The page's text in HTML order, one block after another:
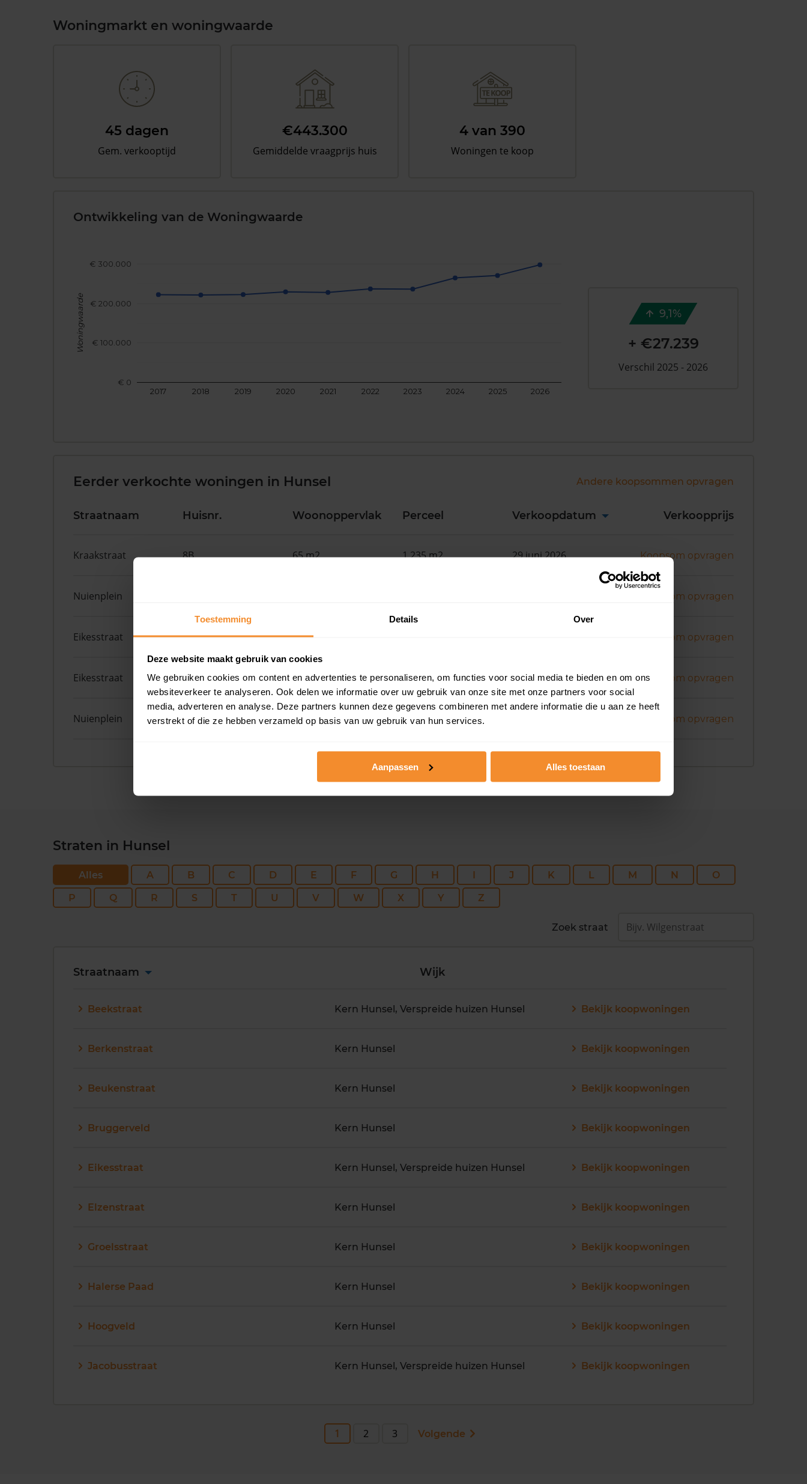
Toestemming Details Over
Deze website maakt gebruik van cookies
We gebruiken cookies om content en advertenties te personaliseren, om functies voor social media te bieden en om ons
websiteverkeer te analyseren. Ook delen we informatie over uw gebruik van onze site met onze partners voor social
media, adverteren en analyse. Deze partners kunnen deze gegevens combineren met andere informatie die u aan ze heeft
verstrekt of die ze hebben verzameld op basis van uw gebruik van hun services.
Aanpassen Alles toestaan
Woningmarkt en woningwaarde
45 dagen
Gem. verkooptijd
€443.300
Gemiddelde vraagprijs huis
4 van 390
Woningen te koop
Ontwikkeling van de Woningwaarde
2017 2018 2019 2020 2021 2022 2023 2024 2025 2026
€ 0
€ 100.000
€ 200.000
€ 300.000
Woningwaarde 9,1%
+ €27.239
Verschil 2025 - 2026
Eerder verkochte woningen in Hunsel Andere koopsommen opvragen
Straatnaam Huisnr. Woonoppervlak Perceel Verkoopdatum Verkoopprijs
Kraakstraat 8B 65 m2 1.235 m2 29 juni 2026 Koopsom opvragen
Nuienplein Koopsom opvragen
Eikesstraat 13 124 m2 Koopsom opvragen
Eikesstraat 51 171 m2 1.284 m2 02 april 2026 Koopsom opvragen
Nuienplein 22 114 m2 406 m2 Koopsom opvragen
Straten in Hunsel
Alles A B C D E F G H I J K L M N
O
P
Q R S T U V W X Y Z
Zoek straat
Straatnaam Wijk
Beekstraat Kern Hunsel, Verspreide huizen Hunsel Bekijk koopwoningen
Berkenstraat Kern Hunsel Bekijk koopwoningen
Beukenstraat Kern Hunsel Bekijk koopwoningen
Bruggerveld Kern Hunsel Bekijk koopwoningen
Eikesstraat Kern Hunsel, Verspreide huizen Hunsel Bekijk koopwoningen
Elzenstraat Kern Hunsel Bekijk koopwoningen
Groelsstraat Kern Hunsel Bekijk koopwoningen
Halerse Paad Kern Hunsel Bekijk koopwoningen
Hoogveld Kern Hunsel Bekijk koopwoningen
Jacobusstraat Kern Hunsel, Verspreide huizen Hunsel Bekijk koopwoningen
1 2 3 Volgende